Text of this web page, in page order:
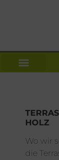
HOLZ
Wo wir
die